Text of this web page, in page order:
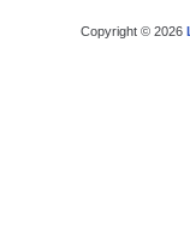
Copyright © 2026